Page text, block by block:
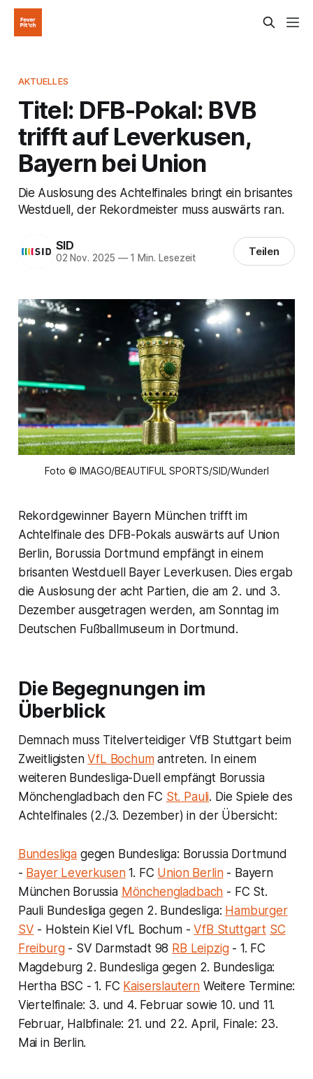
AKTUELLES
Titel: DFB-Pokal: BVB
trifft auf Leverkusen,
Bayern bei Union
Die Auslosung des Achtelfinales bringt ein brisantes
Westduell, der Rekordmeister muss auswärts ran.
SID
02 Nov. 2025 —1 Min. Lesezeit Teilen
Foto © IMAGO/BEAUTIFUL SPORTS/SID/Wunderl
Rekordgewinner Bayern München trifft im
Achtelfinale des DFB-Pokals auswärts auf Union
Berlin, Borussia Dortmund empfängt in einem
brisanten Westduell Bayer Leverkusen. Dies ergab
die Auslosung der acht Partien, die am 2. und 3.
Dezember ausgetragen werden, am Sonntag im
Deutschen Fußballmuseum in Dortmund.
Die Begegnungen im
Überblick
Demnach muss Titelverteidiger VfB Stuttgart beim
ZweitligistenVfL Bochumantreten. In einem
weiteren Bundesliga-Duell empfängt Borussia
Mönchengladbach den FC St. Pauli. Die Spiele des
Achtelfinales (2./3. Dezember) in der Übersicht:
Bundesliga gegen Bundesliga: Borussia Dortmund
- Bayer Leverkusen1. FC Union Berlin- Bayern
München Borussia Mönchengladbach - FC St.
Pauli Bundesliga gegen 2. Bundesliga: Hamburger
SV - Holstein Kiel VfL Bochum -VfB Stuttgart SC
Freiburg- SV Darmstadt 98 RB Leipzig- 1. FC
Magdeburg 2. Bundesliga gegen 2. Bundesliga:
Hertha BSC - 1. FC Kaiserslautern Weitere Termine:
Viertelfinale: 3. und 4. Februar sowie 10. und 11.
Februar, Halbfinale: 21. und 22. April, Finale: 23.
Mai in Berlin.